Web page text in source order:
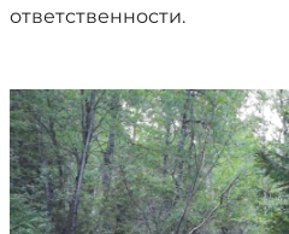
ответственности.